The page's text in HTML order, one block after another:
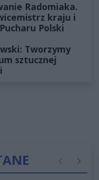
Radomiaka.
kraju i
Polski
Tworzymy
sztucznej
Poprzednie